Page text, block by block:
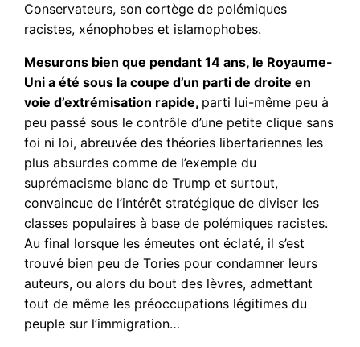
Conservateurs, son cortège de polémiques
racistes, xénophobes et islamophobes.
Mesurons bien que pendant 14 ans, le Royaume-
Uni a été sous la coupe d’un parti de droite en
voie d’extrémisation rapide, parti lui-même peu à
peu passé sous le contrôle d’une petite clique sans
foi ni loi, abreuvée des théories libertariennes les
plus absurdes comme de l’exemple du
suprémacisme blanc de Trump et surtout,
convaincue de l’intérêt stratégique de diviser les
classes populaires à base de polémiques racistes.
Au final lorsque les émeutes ont éclaté, il s’est
trouvé bien peu de Tories pour condamner leurs
auteurs, ou alors du bout des lèvres, admettant
tout de même les préoccupations légitimes du
peuple sur l’immigration…